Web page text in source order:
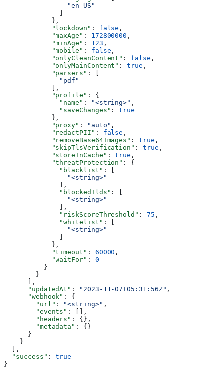
                "en-US"
              ]
            },
            "lockdown"
: false ,
            "maxAge"
: 172800000 ,
            "minAge"
: 123 ,
            "mobile"
: false ,
            "onlyCleanContent"
: false ,
            "onlyMainContent"
: true ,
            "parsers"
: [
              "pdf"
            ],
            "profile"
: {
              "name"
: "<string>" ,
              "saveChanges"
: true
            },
            "proxy"
: "auto" ,
            "redactPII"
: false ,
            "removeBase64Images"
: true ,
            "skipTlsVerification"
: true ,
            "storeInCache"
: true ,
            "threatProtection"
: {
              "blacklist"
: [
                "<string>"
              ],
              "blockedTlds"
: [
                "<string>"
              ],
              "riskScoreThreshold"
: 75 ,
              "whitelist"
: [
                "<string>"
              ]
            },
            "timeout"
: 60000 ,
            "waitFor"
: 0
          }
        }
      ],
      "updatedAt"
: "2023-11-07T05:31:56Z" ,
      "webhook"
: {
        "url"
: "<string>" ,
        "events"
: [],
        "headers"
: {},
        "metadata"
: {}
      }
    }
  ],
  "success"
: true
}